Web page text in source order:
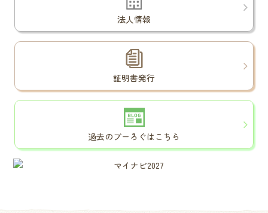
法人情報
証明書発行
過去のブーろぐはこちら